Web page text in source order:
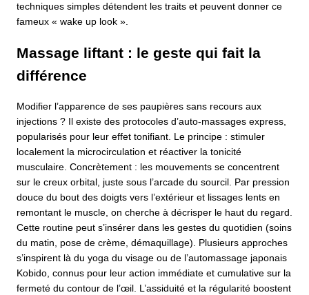
techniques simples détendent les traits et peuvent donner ce
fameux « wake up look ».
Massage liftant : le geste qui fait la
différence
Modifier l’apparence de ses paupières sans recours aux
injections ? Il existe des protocoles d’auto-massages express,
popularisés pour leur effet tonifiant. Le principe : stimuler
localement la microcirculation et réactiver la tonicité
musculaire. Concrètement : les mouvements se concentrent
sur le creux orbital, juste sous l’arcade du sourcil. Par pression
douce du bout des doigts vers l’extérieur et lissages lents en
remontant le muscle, on cherche à décrisper le haut du regard.
Cette routine peut s’insérer dans les gestes du quotidien (soins
du matin, pose de crème, démaquillage). Plusieurs approches
s’inspirent là du yoga du visage ou de l’automassage japonais
Kobido, connus pour leur action immédiate et cumulative sur la
fermeté du contour de l’œil. L’assiduité et la régularité boostent